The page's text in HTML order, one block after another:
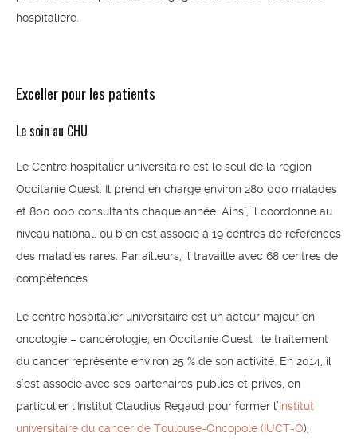
hospitalière.
Exceller pour les patients
Le soin au CHU
Le Centre hospitalier universitaire est le seul de la région
Occitanie Ouest. Il prend en charge environ 280 000 malades
et 800 000 consultants chaque année. Ainsi, il coordonne au
niveau national, ou bien est associé à 19 centres de références
des maladies rares. Par ailleurs, il travaille avec 68 centres de
compétences.
Le centre hospitalier universitaire est un acteur majeur en
oncologie – cancérologie, en Occitanie Ouest : le traitement
du cancer représente environ 25 % de son activité. En 2014, il
s’est associé avec ses partenaires publics et privés, en
particulier l’Institut Claudius Regaud pour former l’Institut
universitaire du cancer de Toulouse-Oncopole (IUCT-O),